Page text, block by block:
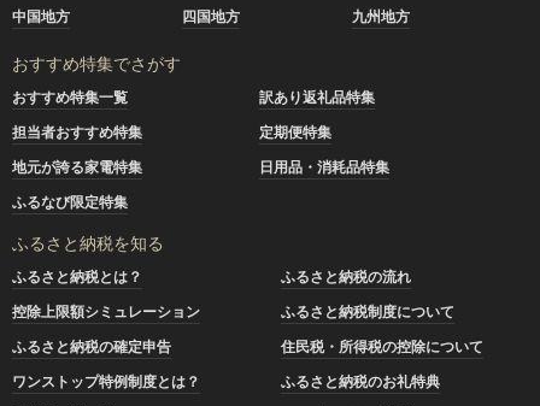
中国地方
四国地方 九州地方
おすすめ特集でさがす
おすすめ特集一覧
訳あり返礼品特集
担当者おすすめ特集
定期便特集
地元が誇る家電特集
日用品・消耗品特集
ふるなび限定特集
ふるさと納税を知る
ふるさと納税とは？
ふるさと納税の流れ
控除上限額シミュレーション
ふるさと納税制度について
ふるさと納税の確定申告
住民税・所得税の控除について
ワンストップ特例制度とは？
ふるさと納税のお礼特典